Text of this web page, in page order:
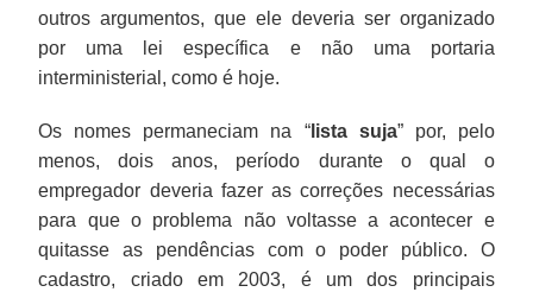
outros argumentos, que ele deveria ser organizado
por uma lei específica e não uma portaria
interministerial, como é hoje.
Os nomes permaneciam na “lista suja” por, pelo
menos, dois anos, período durante o qual o
empregador deveria fazer as correções necessárias
para que o problema não voltasse a acontecer e
quitasse as pendências com o poder público. O
cadastro, criado em 2003, é um dos principais